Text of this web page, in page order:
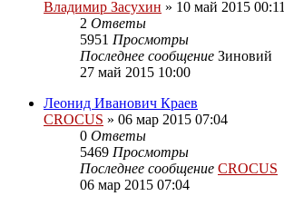
Владимир Засухин » 10 май 2015 00:11
2 Ответы
5951 Просмотры
Последнее сообщение Зиновий
27 май 2015 10:00
Леонид Иванович Краев
CROCUS » 06 мар 2015 07:04
0 Ответы
5469 Просмотры
Последнее сообщение CROCUS
06 мар 2015 07:04